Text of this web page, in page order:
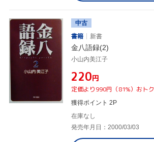
中古
書籍
新書
金八語録(2)
小山内美江子
¥220円
定価より990円（81%）おトク
獲得ポイント 2P
在庫なし
発売年月日：2000/03/03